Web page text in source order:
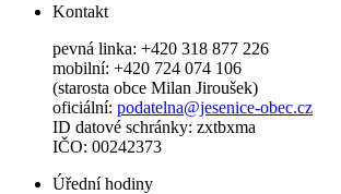
Kontakt
pevná linka: +420 318 877 226
mobilní: +420 724 074 106
(starosta obce Milan Jiroušek)
oficiální: podatelna@jesenice-obec.cz
ID datové schránky: zxtbxma
IČO: 00242373
Úřední hodiny